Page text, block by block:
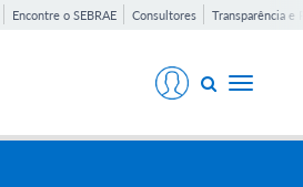
Encontre o SEBRAE Consultores Transparência e
Toggle